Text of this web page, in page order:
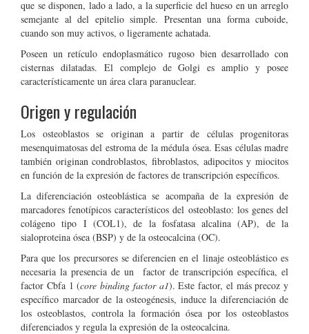
que se disponen, lado a lado, a la superficie del hueso en un arreglo
semejante al del epitelio simple. Presentan una forma cuboide,
cuando son muy activos, o ligeramente achatada.
Poseen un retículo endoplasmático rugoso bien desarrollado con
cisternas dilatadas. El complejo de Golgi es amplio y posee
característicamente un área clara paranuclear.
Origen y regulación
Los osteoblastos se originan a partir de células progenitoras
mesenquimatosas del estroma de la médula ósea. Esas células madre
también originan condroblastos, fibroblastos, adipocitos y miocitos
en función de la expresión de factores de transcripción específicos.
La diferenciación osteoblástica se acompaña de la expresión de
marcadores fenotípicos característicos del osteoblasto: los genes del
colágeno tipo I (COL1), de la fosfatasa alcalina (AP), de la
sialoproteina ósea (BSP) y de la osteocalcina (OC).
Para que los precursores se diferencien en el linaje osteoblástico es
necesaria la presencia de un factor de transcripción específica, el
factor Cbfa 1 (core binding factor a1). Este factor, el más precoz y
específico marcador de la osteogénesis, induce la diferenciación de
los osteoblastos, controla la formación ósea por los osteoblastos
diferenciados y regula la expresión de la osteocalcina.